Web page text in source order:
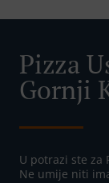
Pizza
Gornji
U potrazi ste za
Ne umije niti